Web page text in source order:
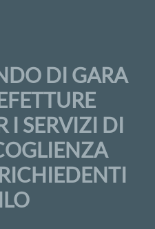
DI GARA
I SERVIZI DI